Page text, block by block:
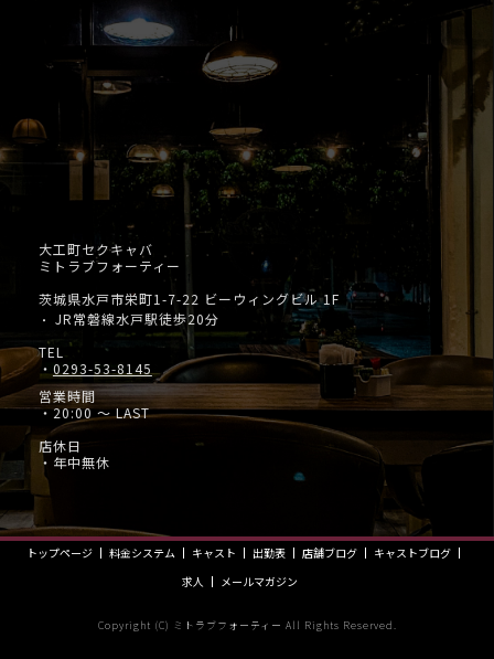
大工町セクキャバ
ミトラブフォーティー
茨城県水戸市栄町1-7-22 ビーウィングビル 1F
・ JR常磐線水戸駅徒歩20分
TEL
・ 0293-53-8145
営業時間
・20:00 ～ LAST
店休日
・年中無休
トップページ 料金システム キャスト 出勤表 店舗ブログ
キャストブログ
求人
メールマガジン
Copyright (C) ミトラブフォーティー All Rights Reserved.